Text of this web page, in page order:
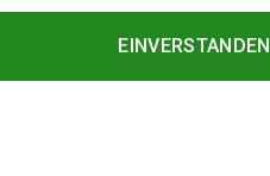
EINVERSTANDEN